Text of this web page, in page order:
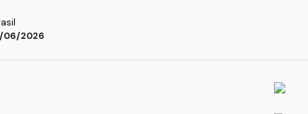
06/2026